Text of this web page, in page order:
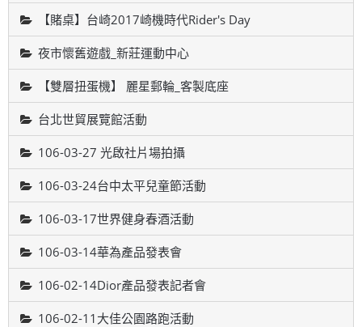
【賭桌】台崎2017崎機時代Rider's Day
夜市懷舊遊戲_新莊運動中心
【雙層扭蛋機】 麗星郵輪_客製底座
台北世貿展覽館活動
106-03-27 光啟社片場拍攝
106-03-24台中太平兒童節活動
106-03-17世界健身春酒活動
106-03-14華為產品發表會
106-02-14Dior產品發表記者會
106-02-11大佳公園路跑活動